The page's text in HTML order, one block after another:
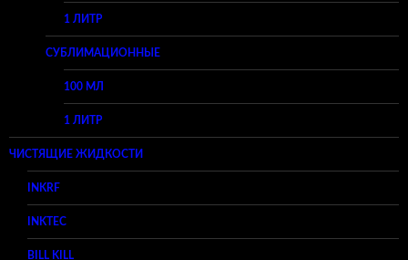
1 ЛИТР
СУБЛИМАЦИОННЫЕ
100 МЛ
1 ЛИТР
ЧИСТЯЩИЕ ЖИДКОСТИ
INKRF
INKTEC
BILL KILL